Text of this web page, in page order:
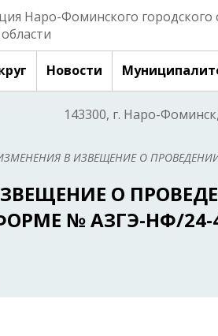
Наро-Фоминского городского
Новости
143300, г. Наро-
В ИЗВЕЩЕНИЕ О
О
№ АЗГЭ-НФ/24-